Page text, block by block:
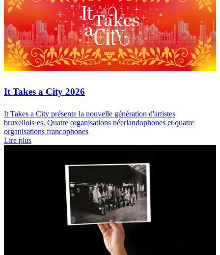
It Takes a City 2026
It Takes a City présente la nouvelle génération d'artistes
bruxellois·es. Quatre organisations néerlandophones et quatre
organisations francophones
Lire plus